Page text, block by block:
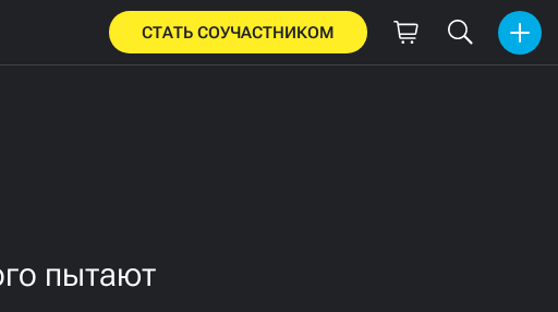
СТАТЬ СОУЧАСТНИКОМ
пытают